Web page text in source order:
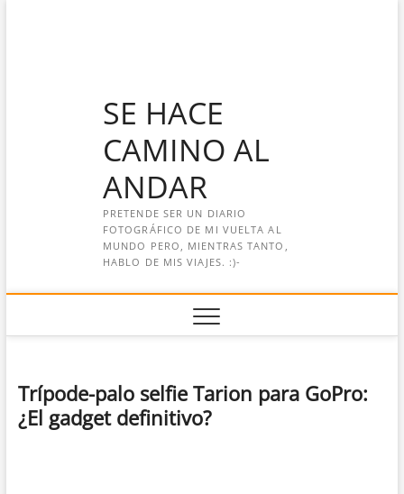
SE HACE
CAMINO AL
ANDAR
PRETENDE SER UN DIARIO
FOTOGRÁFICO DE MI VUELTA AL
MUNDO PERO, MIENTRAS TANTO,
HABLO DE MIS VIAJES. :)-
Trípode-palo selfie Tarion para GoPro:
¿El gadget definitivo?